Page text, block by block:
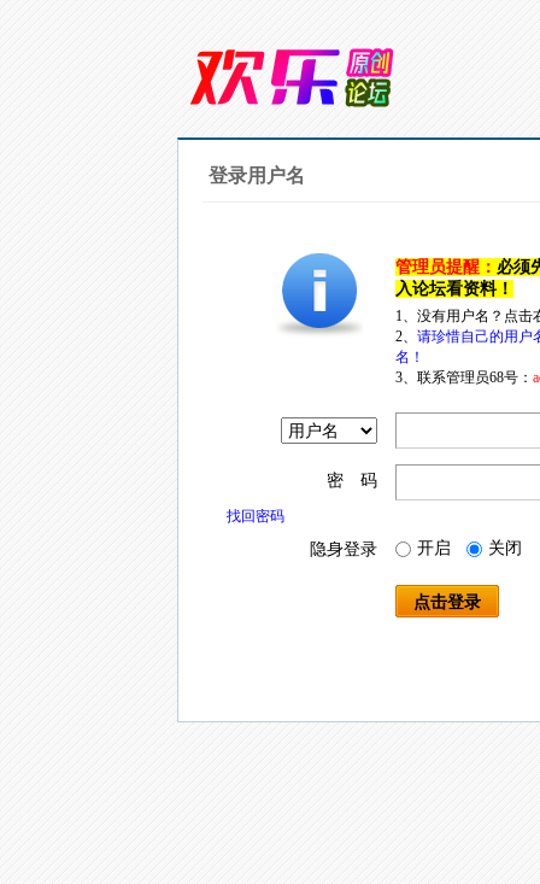
登录用户名
管理员提醒： 必须
入论坛看资料！
1、没有用户名？点
2、 请珍惜自己的用户
名！
3、联系管理员68号：
密 码
找回密码
隐身登录 开启 关闭
点击登录